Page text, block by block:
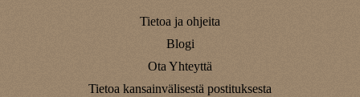
Tietoa ja ohjeita
Blogi
Ota Yhteyttä
Tietoa kansainvälisestä postituksesta